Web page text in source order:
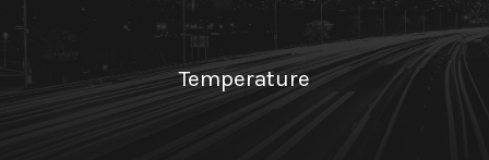
Temperature